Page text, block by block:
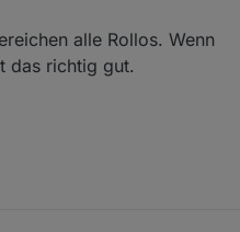
alle Rollos. Wenn
das richtig gut.